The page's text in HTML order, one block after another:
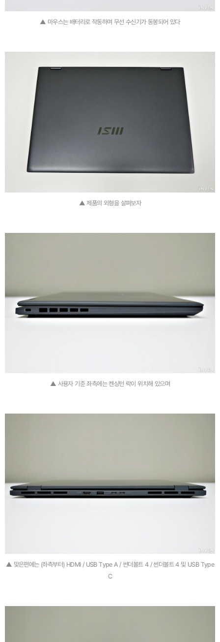
▲ 마우스는 배터리로 작동하며 무선 수신기가 동봉되어 있다
▲ 제품의 외형을 살펴보자
▲ 사용자 기준 좌측에는 켄싱턴 락이 위치해 있으며
▲ 맞은편에는 (좌측부터) HDMI / USB Type A / 썬더볼트 4 / 썬더볼트 4 및 USB Type
C